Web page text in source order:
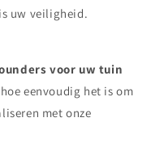
uw veiligheid.
voor uw tuin
eenvoudig het is om
met onze